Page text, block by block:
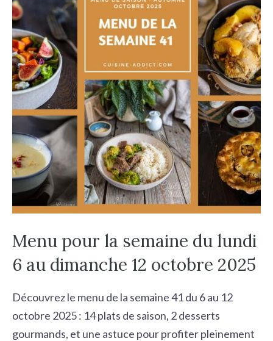
Menu pour la semaine du lundi
6 au dimanche 12 octobre 2025
Découvrez le menu de la semaine 41 du 6 au 12
octobre 2025 : 14 plats de saison, 2 desserts
gourmands, et une astuce pour profiter pleinement